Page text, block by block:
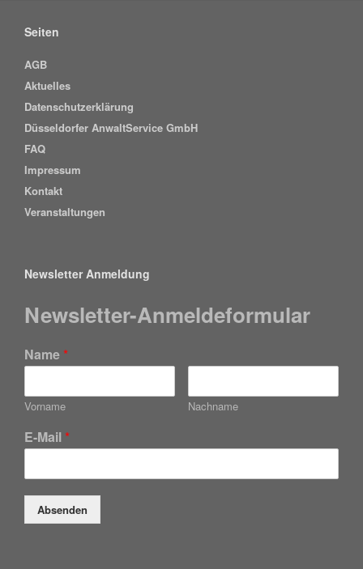
Seiten
AGB
Aktuelles
Datenschutzerklärung
Düsseldorfer AnwaltService GmbH
FAQ
Impressum
Kontakt
Veranstaltungen
Newsletter Anmeldung
Newsletter-Anmeldeformular
Name *
Vorname Nachname
E-Mail *
Absenden